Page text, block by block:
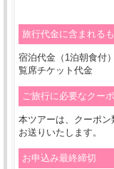
旅行代金に含まれる
宿泊代金（1泊朝食付
覧席チケット代金
ご旅行に必要なクー
本ツアーは、クーポ
お送りいたします。
お申込み最終締切